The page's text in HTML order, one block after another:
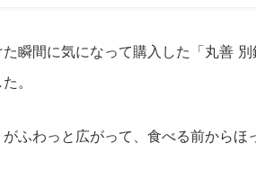
瞬間に気になって購入した「丸善
。
ふわっと広がって、食べる前からほ